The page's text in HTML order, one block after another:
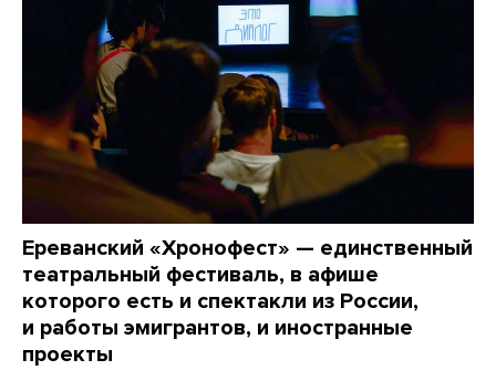
Ереванский «Хронофест» — единственный
театральный фестиваль, в афише
которого есть и спектакли из России,
и работы эмигрантов, и иностранные
проекты